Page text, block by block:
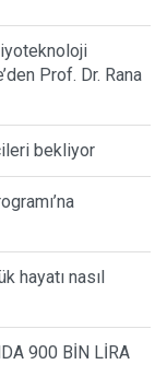
Prof. Dr. Rana
bekliyor
hayatı nasıl
900 BİN LİRA